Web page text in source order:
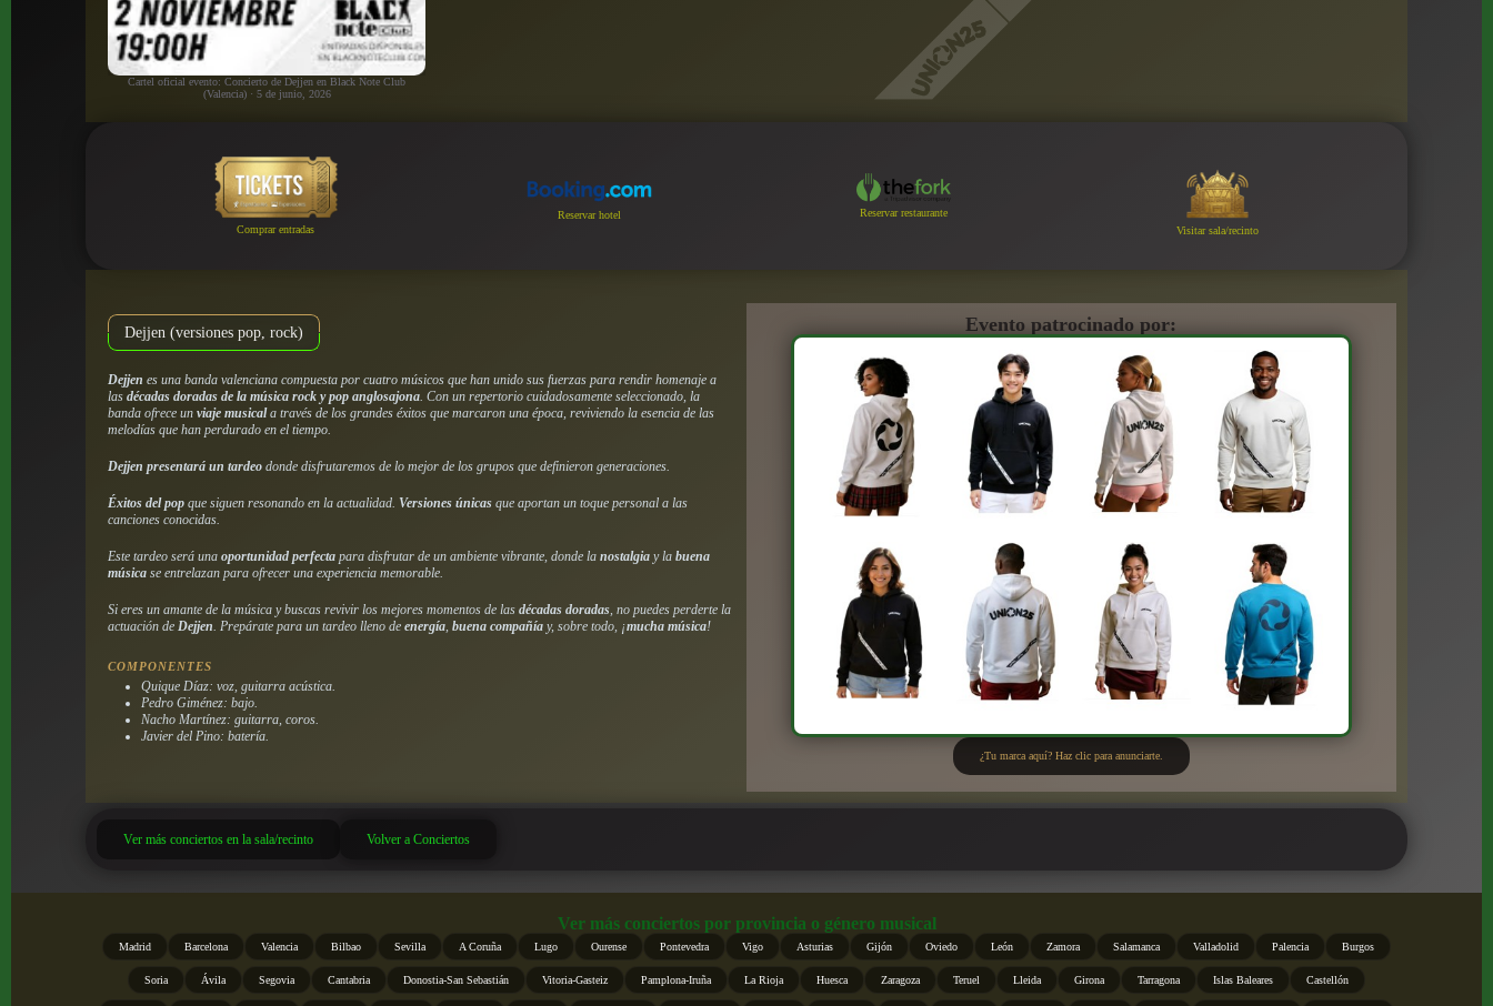
Cartel oficial evento: Concierto de Dejjen en Black Note Club
(Valencia) · 5 de junio, 2026
Comprar entradas
Reservar hotel
Reservar restaurante
Visitar sala/recinto
Dejjen (versiones pop, rock)
Dejjen es una banda valenciana compuesta por cuatro músicos que han unido sus fuerzas para rendir homenaje a
lasdécadas doradas de la música rock y pop anglosajona. Con un repertorio cuidadosamente seleccionado, la
banda ofrece unviaje musicala través de los grandes éxitos que marcaron una época, reviviendo la esencia de las
melodías que han perdurado en el tiempo.
Dejjen presentará un tardeo donde disfrutaremos de lo mejor de los grupos que definieron generaciones.
Éxitos del pop que siguen resonando en la actualidad.Versiones únicas que aportan un toque personal a las
canciones conocidas.
Este tardeo será unaoportunidad perfecta para disfrutar de un ambiente vibrante, donde lanostalgia y labuena
música se entrelazan para ofrecer una experiencia memorable.
Si eres un amante de la música y buscas revivir los mejores momentos de lasdécadas doradas, no puedes perderte la
actuación deDejjen. Prepárate para un tardeo lleno deenergía,buena compañía y, sobre todo, ¡mucha música!
COMPONENTES
Quique Díaz: voz, guitarra acústica.
Pedro Giménez: bajo.
Nacho Martínez: guitarra, coros.
Javier del Pino: batería.
Evento patrocinado por:
¿Tu marca aquí? Haz clic para anunciarte.
Ver más conciertos en la sala/recinto Volver a Conciertos
Ver más conciertos por provincia o género musical
Madrid Barcelona Valencia Bilbao Sevilla A Coruña Lugo Ourense Pontevedra Vigo Asturias Gijón Oviedo León Zamora Salamanca Valladolid Palencia Burgos
Soria Ávila Segovia Cantabria Donostia-San Sebastián Vitoria-Gasteiz Pamplona-Iruña La Rioja Huesca Zaragoza Teruel Lleida Girona Tarragona Islas Baleares Castellón